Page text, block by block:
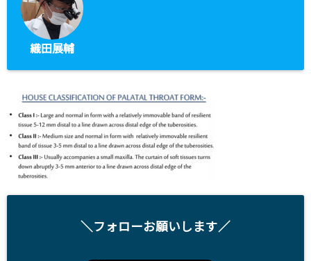
織田展輔
＼フォローお願いします／